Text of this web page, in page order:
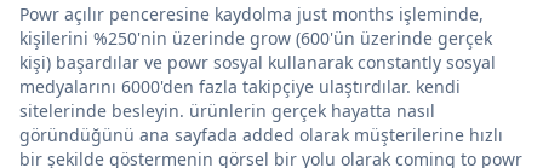
Powr açılır penceresine kaydolma just months işleminde,
kişilerini %250'nin üzerinde grow (600'ün üzerinde gerçek
kişi) başardılar ve powr sosyal kullanarak constantly sosyal
medyalarını 6000'den fazla takipçiye ulaştırdılar. kendi
sitelerinde besleyin. ürünlerin gerçek hayatta nasıl
göründüğünü ana sayfada added olarak müşterilerine hızlı
bir şekilde göstermenin görsel bir yolu olarak coming to powr